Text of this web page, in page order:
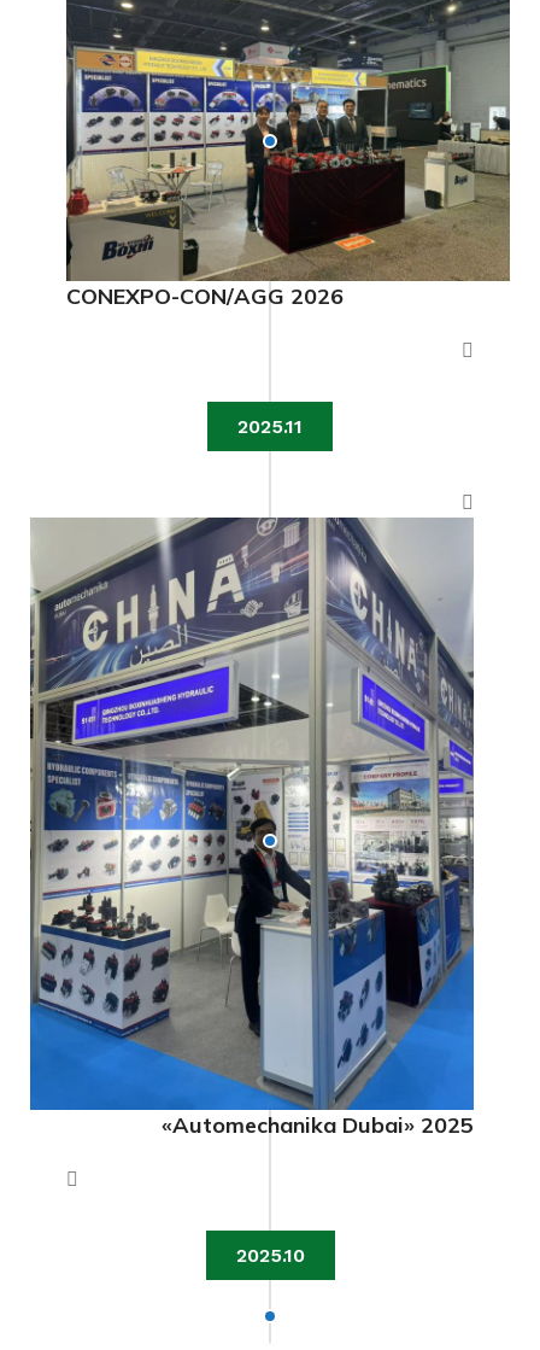
CONEXPO-CON/AGG 2026
2025.11
«Automechanika Dubai» 2025
2025.10